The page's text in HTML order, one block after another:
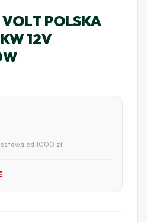
POLSKA
12V
od 1000 zł